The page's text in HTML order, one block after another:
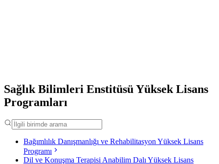
Sağlık Bilimleri Enstitüsü Yüksek Lisans
Programları
Bağımlılık Danışmanlığı ve Rehabilitasyon Yüksek Lisans
Programı
Dil ve Konuşma Terapisi Anabilim Dalı Yüksek Lisans